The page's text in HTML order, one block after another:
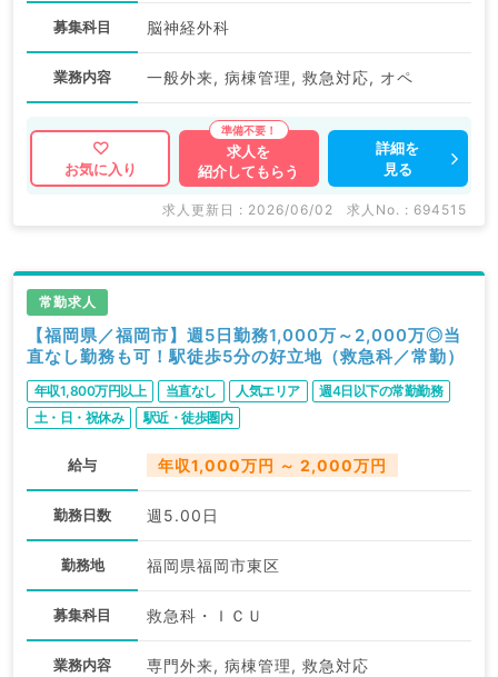
募集科目 脳神経外科
業務内容 一般外来, 病棟管理, 救急対応, オペ
お気に入り
求人を
紹介してもらう
詳細を
見る
求人更新日 : 2026/06/02 求人No. : 694515
常勤求人
【福岡県／福岡市】週5日勤務1,000万～2,000万◎当
直なし勤務も可！駅徒歩5分の好立地（救急科／常勤）
年収1,800万円以上 当直なし 人気エリア
週4日以下の常勤勤務
土・日・祝休み
駅近・徒歩圏内
給与 年収1,000万円 ～ 2,000万円
勤務日数 週5.00日
勤務地 福岡県福岡市東区
募集科目 救急科・ＩＣＵ
業務内容 専門外来, 病棟管理, 救急対応